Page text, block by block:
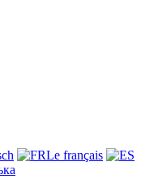
Le français